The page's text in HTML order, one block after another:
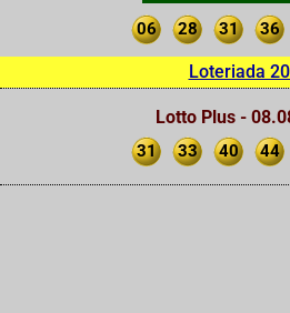
06 28 31 36
Loteriada
Lotto Plus -
31 33 40 44